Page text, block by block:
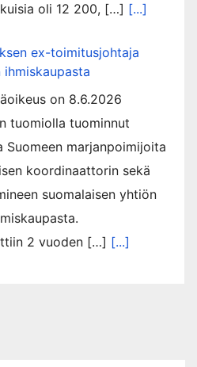
oli 12 200, […] [...]
ex-toimitusjohtaja
on 8.6.2026
tuomiolla tuominnut
Suomeen marjanpoimijoita
koordinaattorin sekä
suomalaisen yhtiön
2 vuoden […] [...]